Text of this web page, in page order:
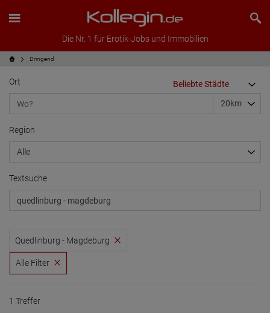
Die Nr. 1 für Erotik-Jobs und Immobilien
Dringend
Ort
Region
Textsuche
Quedlinburg - Magdeburg
Alle Filter
1 Treffer